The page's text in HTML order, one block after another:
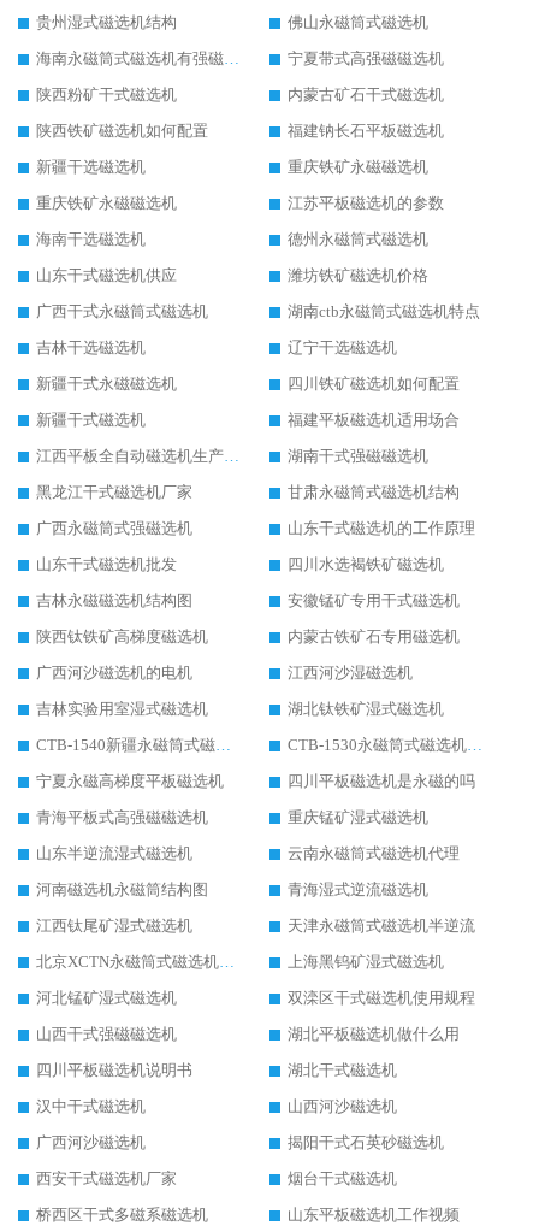
贵州湿式磁选机结构
佛山永磁筒式磁选机
海南永磁筒式磁选机有强磁的吗
宁夏带式高强磁磁选机
陕西粉矿干式磁选机
内蒙古矿石干式磁选机
陕西铁矿磁选机如何配置
福建钠长石平板磁选机
新疆干选磁选机
重庆铁矿永磁磁选机
重庆铁矿永磁磁选机
江苏平板磁选机的参数
海南干选磁选机
德州永磁筒式磁选机
山东干式磁选机供应
潍坊铁矿磁选机价格
广西干式永磁筒式磁选机
湖南ctb永磁筒式磁选机特点
吉林干选磁选机
辽宁干选磁选机
新疆干式永磁磁选机
四川铁矿磁选机如何配置
新疆干式磁选机
福建平板磁选机适用场合
江西平板全自动磁选机生产厂家
湖南干式强磁磁选机
黑龙江干式磁选机厂家
甘肃永磁筒式磁选机结构
广西永磁筒式强磁选机
山东干式磁选机的工作原理
山东干式磁选机批发
四川水选褐铁矿磁选机
吉林永磁磁选机结构图
安徽锰矿专用干式磁选机
陕西钛铁矿高梯度磁选机
内蒙古铁矿石专用磁选机
广西河沙磁选机的电机
江西河沙湿磁选机
吉林实验用室湿式磁选机
湖北钛铁矿湿式磁选机
CTB-1540新疆永磁筒式磁选机
CTB-1530永磁筒式磁选机代理商
宁夏永磁高梯度平板磁选机
四川平板磁选机是永磁的吗
青海平板式高强磁磁选机
重庆锰矿湿式磁选机
山东半逆流湿式磁选机
云南永磁筒式磁选机代理
河南磁选机永磁筒结构图
青海湿式逆流磁选机
江西钛尾矿湿式磁选机
天津永磁筒式磁选机半逆流
北京XCTN永磁筒式磁选机磁块位置
上海黑钨矿湿式磁选机
河北锰矿湿式磁选机
双滦区干式磁选机使用规程
山西干式强磁磁选机
湖北平板磁选机做什么用
四川平板磁选机说明书
湖北干式磁选机
汉中干式磁选机
山西河沙磁选机
广西河沙磁选机
揭阳干式石英砂磁选机
西安干式磁选机厂家
烟台干式磁选机
桥西区干式多磁系磁选机
山东平板磁选机工作视频